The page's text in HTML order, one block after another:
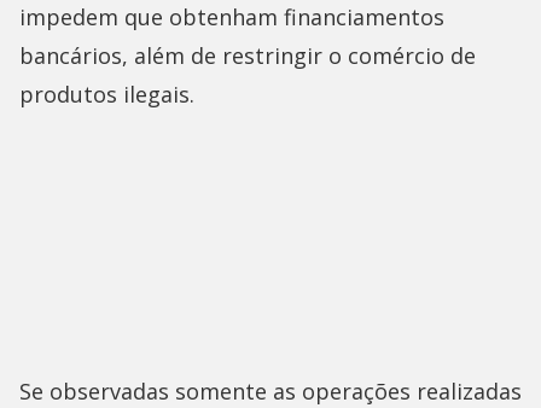
impedem que obtenham financiamentos
bancários, além de restringir o comércio de
produtos ilegais.
Se observadas somente as operações realizadas